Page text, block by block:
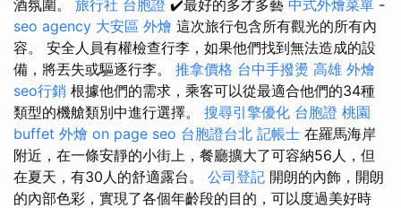
酒氛圍。 旅行社 台胞證 ✔️最好的多才多藝 中式外燴菜單 -
seo agency 大安區 外燴 這次旅行包含所有觀光的所有內
容。 安全人員有權檢查行李，如果他們找到無法造成的設
備，將丟失或驅逐行李。 推拿價格 台中手撥燙 高雄 外燴
seo行銷 根據他們的需求，乘客可以從最適合他們的34種
類型的機艙類別中進行選擇。 搜尋引擎優化 台胞證 桃園
buffet 外燴 on page seo 台胞證台北 記帳士 在羅馬海岸
附近，在一條安靜的小街上，餐廳擴大了可容納56人，但
在夏天，有30人的舒適露台。 公司登記 開朗的內飾，開朗
的內部色彩，實現了各個年齡段的目的，可以度過美好時